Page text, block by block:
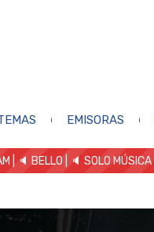
EMISORAS
| 🔈 BELLO 🔈 SOLO MÚSICA